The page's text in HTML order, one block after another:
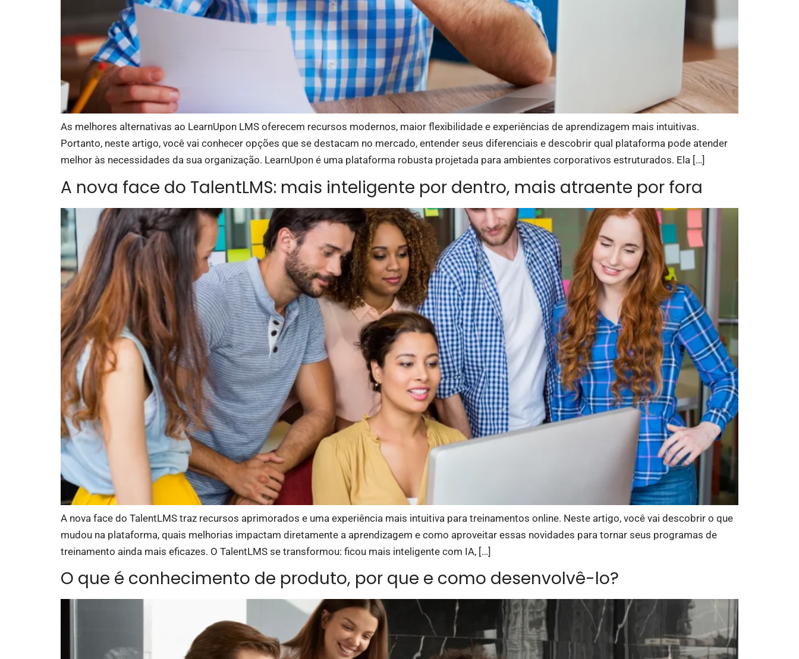
As melhores alternativas ao LearnUpon LMS oferecem recursos modernos, maior flexibilidade e experiências de aprendizagem mais intuitivas.
Portanto, neste artigo, você vai conhecer opções que se destacam no mercado, entender seus diferenciais e descobrir qual plataforma pode atender
melhor às necessidades da sua organização. LearnUpon é uma plataforma robusta projetada para ambientes corporativos estruturados. Ela […]
A nova face do TalentLMS: mais inteligente por dentro, mais atraente por fora
A nova face do TalentLMS traz recursos aprimorados e uma experiência mais intuitiva para treinamentos online. Neste artigo, você vai descobrir o que
mudou na plataforma, quais melhorias impactam diretamente a aprendizagem e como aproveitar essas novidades para tornar seus programas de
treinamento ainda mais eficazes. O TalentLMS se transformou: ficou mais inteligente com IA, […]
O que é conhecimento de produto, por que e como desenvolvê-lo?